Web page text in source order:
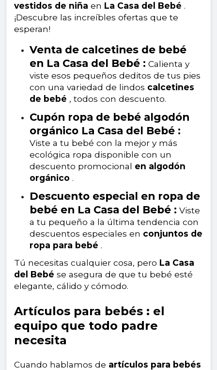
vestidos de niña en La Casa del Bebé .
¡Descubre las increíbles ofertas que te
esperan!
Venta de calcetines de bebé
en La Casa del Bebé : Calienta y
viste esos pequeños deditos de tus pies
con una variedad de lindos calcetines
de bebé , todos con descuento.
Cupón ropa de bebé algodón
orgánico La Casa del Bebé :
Viste a tu bebé con la mejor y más
ecológica ropa disponible con un
descuento promocional en algodón
orgánico .
Descuento especial en ropa de
bebé en La Casa del Bebé : Viste
a tu pequeño a la última tendencia con
descuentos especiales en conjuntos de
ropa para bebé .
Tú necesitas cualquier cosa, pero La Casa
del Bebé se asegura de que tu bebé esté
elegante, cálido y cómodo.
Artículos para bebés : el
equipo que todo padre
necesita
Cuando hablamos de artículos para bebés